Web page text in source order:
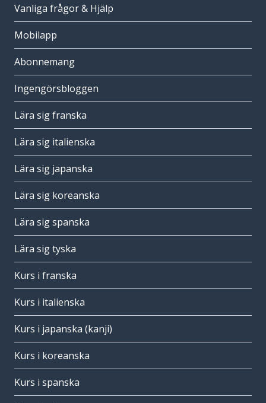
Vanliga frågor & Hjälp
Mobilapp
Abonnemang
Ingengörsbloggen
Lära sig franska
Lära sig italienska
Lära sig japanska
Lära sig koreanska
Lära sig spanska
Lära sig tyska
Kurs i franska
Kurs i italienska
Kurs i japanska (kanji)
Kurs i koreanska
Kurs i spanska